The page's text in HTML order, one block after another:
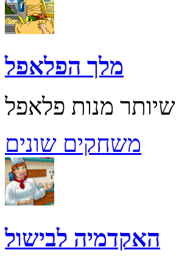
מלך הפלאפל
משחקים שונים
האקדמיה לבישול